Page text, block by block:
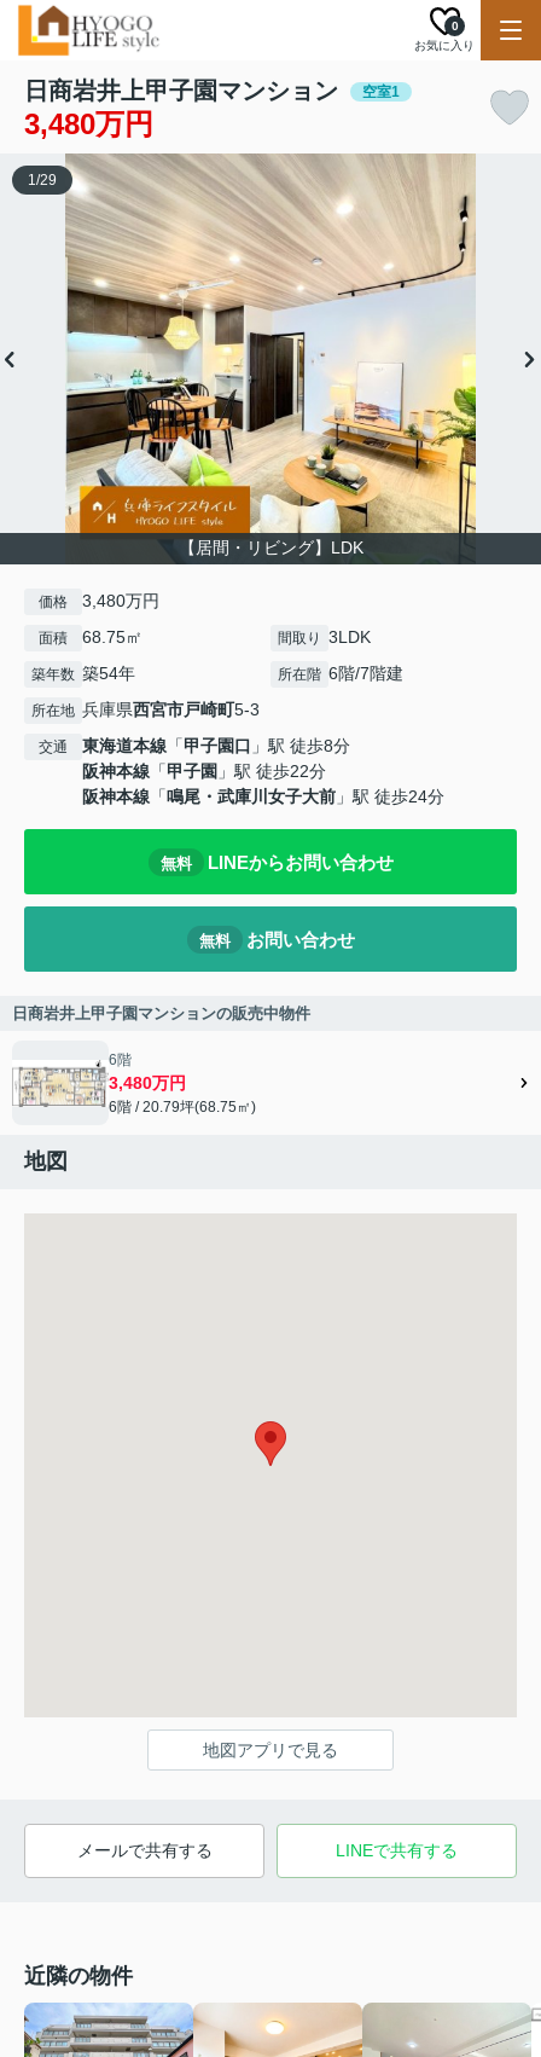
お気に入り
0
日商岩井上甲子園マンション 空室1
3,480万円
【居間・リビング】LDK
1/29
価格 3,480万円
面積 68.75㎡ 間取り 3LDK
築年数 築54年 所在階 6階/7階建
所在地 兵庫県西宮市戸崎町5-3
交通 東海道本線 「甲子園口 」駅 徒歩8分
阪神本線 「甲子園 」駅 徒歩22分
阪神本線 「鳴尾・武庫川女子大前 」駅 徒歩24分
無料 LINEからお問い合わせ
無料 お問い合わせ
日商岩井上甲子園マンションの販売中物件
6階
3,480万円
6階 / 20.79坪(68.75㎡)
地図
地図アプリで見る
メールで共有する LINEで共有する
近隣の物件